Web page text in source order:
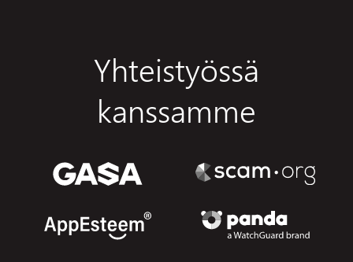
Yhteistyössä
kanssamme